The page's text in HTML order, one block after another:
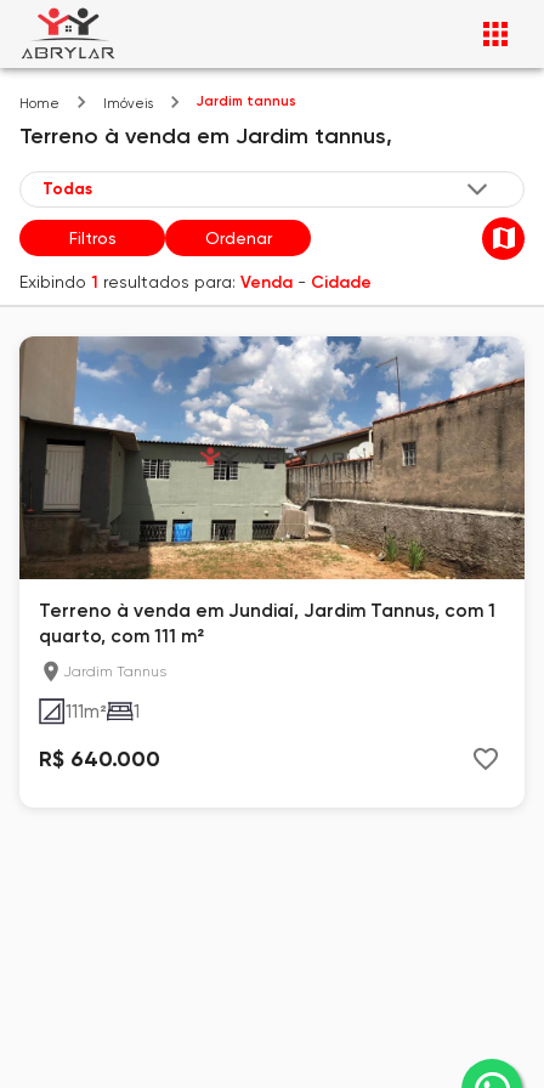
Home Imóveis Jardim tannus
Terreno à venda em Jardim tannus,
Filtros Ordenar
Exibindo 1 resultados para: Venda - Cidade
Terreno à venda em Jundiaí, Jardim Tannus, com 1
quarto, com 111 m²
Jardim Tannus
111m² 1
R$ 640.000